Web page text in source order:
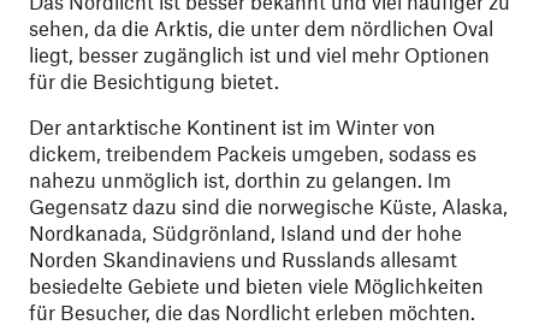
sehen, da die Arktis, die unter dem nördlichen Oval
liegt, besser zugänglich ist und viel mehr Optionen
für die Besichtigung bietet.
Der antarktische Kontinent ist im Winter von
dickem, treibendem Packeis umgeben, sodass es
nahezu unmöglich ist, dorthin zu gelangen. Im
Gegensatz dazu sind die norwegische Küste, Alaska,
Nordkanada, Südgrönland, Island und der hohe
Norden Skandinaviens und Russlands allesamt
besiedelte Gebiete und bieten viele Möglichkeiten
für Besucher, die das Nordlicht erleben möchten.